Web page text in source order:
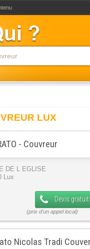
LUX
- Couvreur
DE L EGLISE
Lux
Devis
Nicolas Tradi